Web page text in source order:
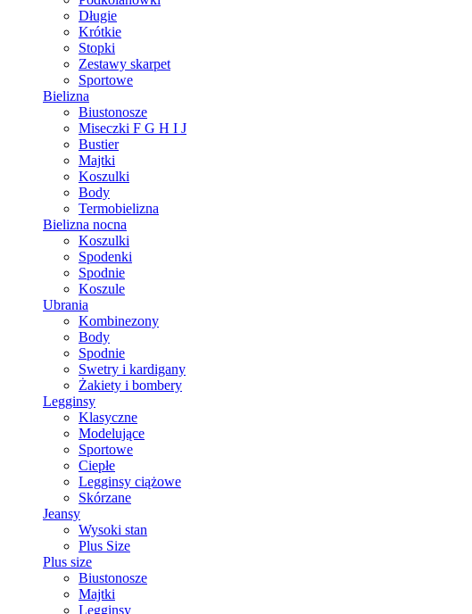
Długie
Krótkie
Stopki
Zestawy skarpet
Sportowe
Bielizna
Biustonosze
Miseczki F G H I J
Bustier
Majtki
Koszulki
Body
Termobielizna
Bielizna nocna
Koszulki
Spodenki
Spodnie
Koszule
Ubrania
Kombinezony
Body
Spodnie
Swetry i kardigany
Żakiety i bombery
Legginsy
Klasyczne
Modelujące
Sportowe
Ciepłe
Legginsy ciążowe
Skórzane
Jeansy
Wysoki stan
Plus Size
Plus size
Biustonosze
Majtki
Legginsy